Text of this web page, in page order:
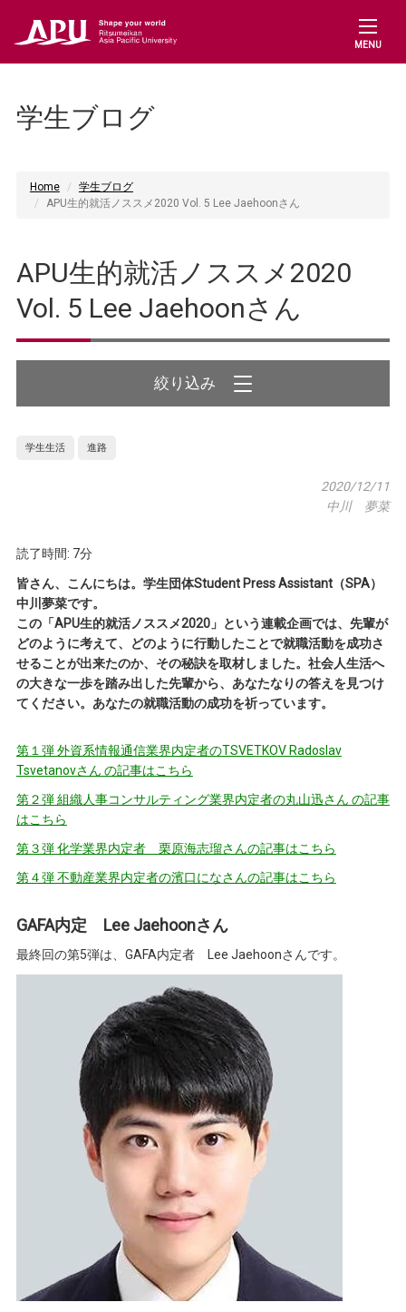
MENU
学生ブログ
Home
学生ブログ
APU生的就活ノススメ2020 Vol. 5 Lee Jaehoonさん
APU生的就活ノススメ2020
Vol. 5 Lee Jaehoonさん
絞り込み
学生生活 進路
2020/12/11
中川 夢菜
読了時間: 7分
皆さん、こんにちは。学生団体Student Press Assistant（SPA）
中川夢菜です。
この「APU生的就活ノススメ2020」という連載企画では、先輩が
どのように考えて、どのように行動したことで就職活動を成功さ
せることが出来たのか、その秘訣を取材しました。社会人生活へ
の大きな一歩を踏み出した先輩から、あなたなりの答えを見つけ
てください。あなたの就職活動の成功を祈っています。
第１弾 外資系情報通信業界内定者のTSVETKOV Radoslav
Tsvetanovさん の記事はこちら
第２弾 組織人事コンサルティング業界内定者の丸山迅さん の記事
はこちら
第３弾 化学業界内定者 栗原海志瑠さんの記事はこちら
第４弾 不動産業界内定者の濱口になさんの記事はこちら
GAFA内定 Lee Jaehoonさん
最終回の第5弾は、GAFA内定者 Lee Jaehoonさんです。